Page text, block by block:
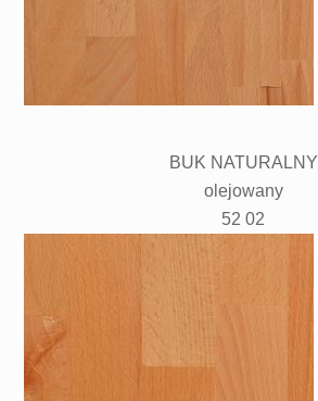
BUK NATURALNY
olejowany
52 02